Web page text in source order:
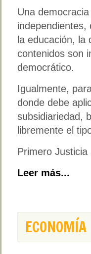
Una
independientes,
la educación,
contenidos son
democrático.
Igualmente,
donde debe
subsidiariedad,
libremente el
Primero
Leer más...
ECONOMÍA